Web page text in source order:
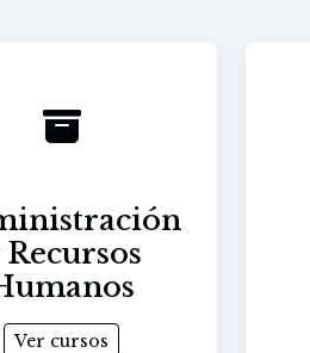
Ver cursos